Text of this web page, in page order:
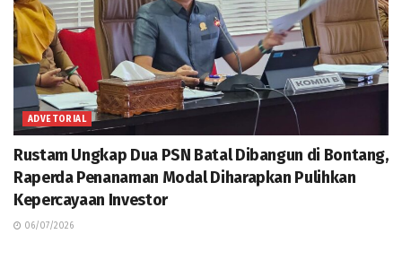
ADVETORIAL
Rustam Ungkap Dua PSN Batal Dibangun di Bontang,
Raperda Penanaman Modal Diharapkan Pulihkan
Kepercayaan Investor
06/07/2026